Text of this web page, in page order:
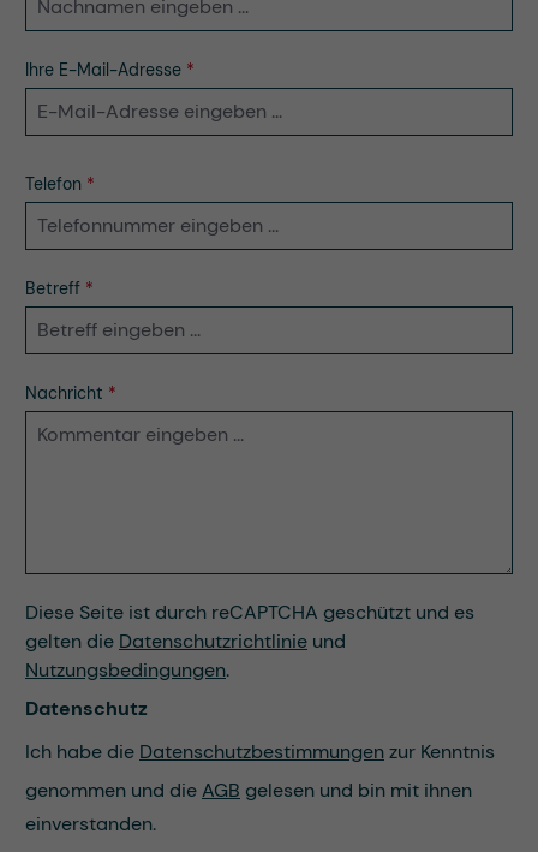
Ihre E-Mail-Adresse *
Telefon *
Betreff *
Nachricht *
Diese Seite ist durch reCAPTCHA geschützt und es
gelten die Datenschutzrichtlinie und
Nutzungsbedingungen.
Datenschutz
Ich habe die Datenschutzbestimmungenzur Kenntnis
genommen und dieAGB gelesen und bin mit ihnen
einverstanden.